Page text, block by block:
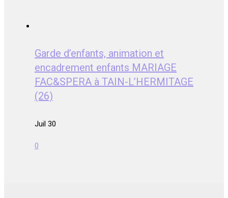
Garde d’enfants, animation et
encadrement enfants MARIAGE
FAC&SPERA à TAIN-L’HERMITAGE
(26)
Juil 30
0